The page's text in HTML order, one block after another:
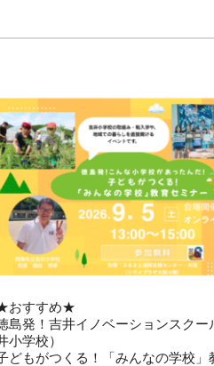
おすすめ★
島発！吉井イノベーションスクー
小学校）
どもがつくる！「みんなの学校」